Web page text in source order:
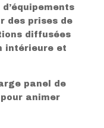
des prises de
diffusées
intérieure et
panel de
animer